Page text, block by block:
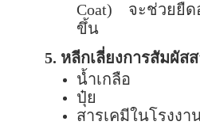
Coat) จะช่วยยืด
ขึ้น
5. หลีกเลี่ยงการสัมผัสส
น้ำเกลือ
ปุ๋ย
สารเคมีในโรงงา